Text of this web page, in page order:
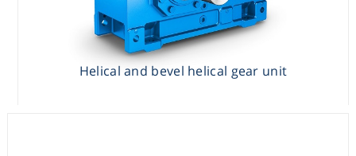
Helical and bevel helical gear unit